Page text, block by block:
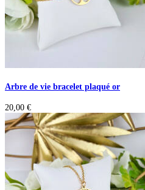
Arbre de vie bracelet plaqué or
20,00 €